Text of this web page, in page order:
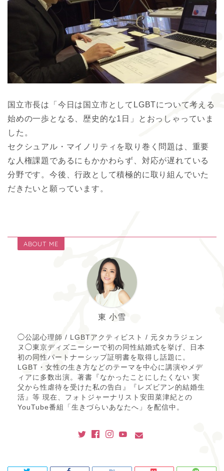
国立市長は「今日は国立市としてLGBTについて考える
始めの一歩となる、歴史的な1日」とおっしゃっていま
した。
セクシュアル・マイノリティを取り巻く問題は、重要
な人権課題であるにもかかわらず、対応が遅れている
分野です。今後、行政として積極的に取り組んでいた
だきたいと願っています。
ABOUT ME
東 小雪
◯公認心理師 / LGBTアクティビスト / 元タカラジェン
ヌ◯東京ディズニーシーで初の同性結婚式を挙げ、日本
初の同性パートナーシップ証明書を取得し話題に。
LGBT・女性の生き方などのテーマを中心に講演やメデ
ィアに多数出演。著書『なかったことにしたくない 実
父から性虐待を受けた私の告白』『レズビアン的結婚生
活』等 現在、フォトジャーナリスト安田菜津紀との
YouTube番組「生きづらいあなたへ」を配信中。